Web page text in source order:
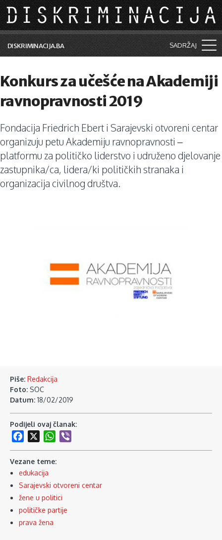
Skip to main content
DISKRIMINACIJA.BA SADRŽAJ
Vijesti i događaji
Aktuelne teme
Kolumne
Lične priče
Saradnja sa medijima
Pretraga
Konkurs za učešće na Akademiji
ravnopravnosti 2019
Fondacija Friedrich Ebert i Sarajevski otvoreni centar
organizuju petu Akademiju ravnopravnosti –
platformu za političko liderstvo i udruženo djelovanje
zastupnika/ca, lidera/ki političkih stranaka i
organizacija civilnog društva.
Piše: Redakcija
Foto: SOC
Datum: 18/02/2019
Podijeli ovaj članak:
Facebook
WhatsApp
Vezane teme:
edukacija
Sarajevski otvoreni centar
žene u politici
političke partije
prava žena